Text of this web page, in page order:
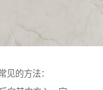
见的方法：